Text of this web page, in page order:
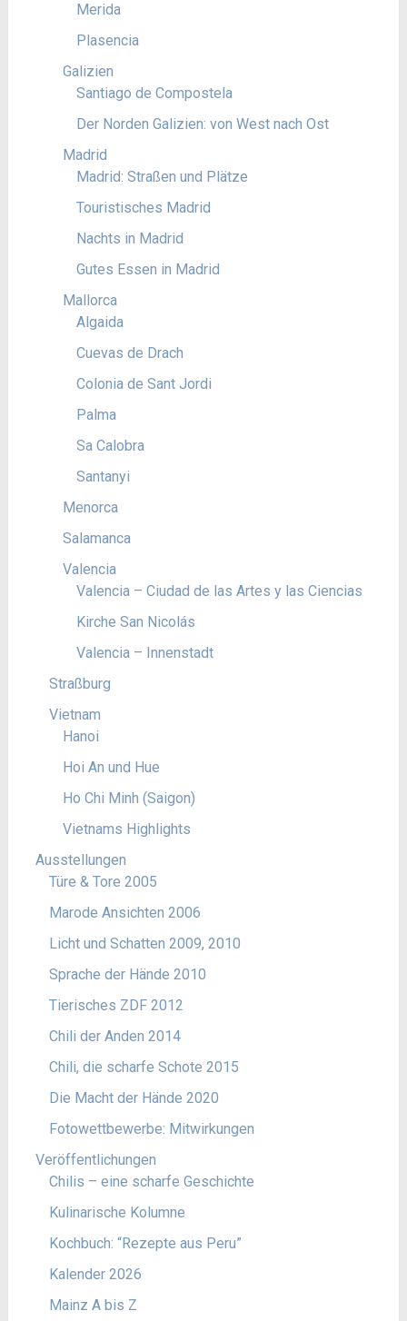
Merida
Plasencia
Galizien
Santiago de Compostela
Der Norden Galizien: von West nach Ost
Madrid
Madrid: Straßen und Plätze
Touristisches Madrid
Nachts in Madrid
Gutes Essen in Madrid
Mallorca
Algaida
Cuevas de Drach
Colonia de Sant Jordi
Palma
Sa Calobra
Santanyi
Menorca
Salamanca
Valencia
Valencia – Ciudad de las Artes y las Ciencias
Kirche San Nicolás
Valencia – Innenstadt
Straßburg
Vietnam
Hanoi
Hoi An und Hue
Ho Chi Minh (Saigon)
Vietnams Highlights
Ausstellungen
Türe & Tore 2005
Marode Ansichten 2006
Licht und Schatten 2009, 2010
Sprache der Hände 2010
Tierisches ZDF 2012
Chili der Anden 2014
Chili, die scharfe Schote 2015
Die Macht der Hände 2020
Fotowettbewerbe: Mitwirkungen
Veröffentlichungen
Chilis – eine scharfe Geschichte
Kulinarische Kolumne
Kochbuch: “Rezepte aus Peru”
Kalender 2026
Mainz A bis Z